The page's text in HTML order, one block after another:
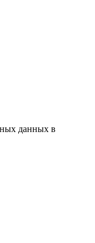
данных в